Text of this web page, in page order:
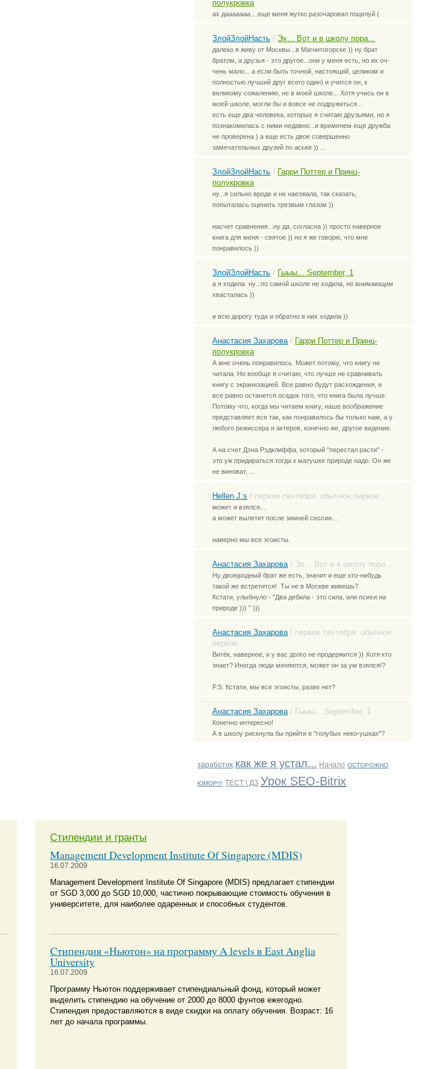
полукровка
ах дааааааа....еще меня жутко разочаровал поцелуй (
ЗлойЗлойНасть / Эх... Вот и в школу пора...
далеко я живу от Москвы...в Магнитогорске )) ну брат
братом, а друзья - это другое...они у меня есть, но их оч-
чень мало... а если быть точной, настоящий, целиком и
полностью лучший друг всего один) и учится он, к
великому сожалению, не в моей школе... Хотя учись он в
моей школе, могли бы и вовсе не подружиться...
есть еще два человека, которых я считаю друзьями, но я
познакомилась с ними недавно...и временем еще дружба
не проверена ) а еще есть двое совершенно
замечательных друзей по аське )) ...
ЗлойЗлойНасть / Гарри Поттер и Принц-
полукровка
ну...я сильно вроде и не наезжала, так сказать,
попыталась оценить трезвым глазом ))
насчет сравнения...ну да, согласна )) просто наверное
книга для меня - святое )) но я же говорю, что мне
понравилось ))
ЗлойЗлойНасть / Гыыы... September, 1
а я ходила ну...по самой школе не ходила, но внимающим
хвасталась ))
и всю дорогу туда и обратно в них ходила ))
Анастасия Захарова / Гарри Поттер и Принц-
полукровка
А мне очень понравилось. Может потому, что книгу не
читала. Но вообще я считаю, что лучше не сравнивать
книгу с экранизацией. Все равно будут расхождения, и
все равно останется осадок того, что книга была лучше.
Потому что, когда мы читаем книгу, наше воображение
представляет все так, как понравилось бы только нам, а у
любого режиссера и актеров, конечно же, другое видение.
А на счет Дэна Рэдклиффа, который "перестал расти" -
это уж придираться тогда к матушке природе надо. Он же
не виноват, ...
Hellen J.s / первое сентября. обычное первое..
может и взялся...
а может вылетит после зимней сессии...
наверно мы все эгоисты.
Анастасия Захарова / Эх... Вот и в школу пора...
Ну двоюродный брат же есть, значит и еще кто-нибудь
такой же встретится! Ты не в Москве живешь?
Кстати, улыбнуло - "Два дебила - это сила, или психи на
природе ))) " )))
Анастасия Захарова / первое сентября. обычное
первое..
Витёк, наверное, и у вас долго не продержится )) Хотя кто
знает? Иногда люди меняются, может он за ум взялся!?
P.S. Кстати, мы все эгоисты, разве нет?
Анастасия Захарова / Гыыы... September, 1
Конечно интересно!
А в школу рискнула бы прийти в "голубых неко-ушках"?
заработок как же я устал... Начало ОСТОРОЖНО
ЮМОР!!! ТЕСТ \ ДЗ Урок SEO-Bitrix
Стипендии и гранты
Management Development Institute Of Singapore (MDIS)
16.07.2009
Management Development Institute Of Singapore (MDIS) предлагает стипендии
от SGD 3,000 до SGD 10,000, частично покрывающие стоимость обучения в
университете, для наиболее одаренных и способных студентов.
Cтипендия «Ньютон» на программу A levels в East Anglia
University
16.07.2009
Программу Ньютон поддерживает стипендиальный фонд, который может
выделить стипендию на обучение от 2000 до 8000 фунтов ежегодно.
Стипендия предоставляются в виде скидки на оплату обучения. Возраст: 16
лет до начала программы.